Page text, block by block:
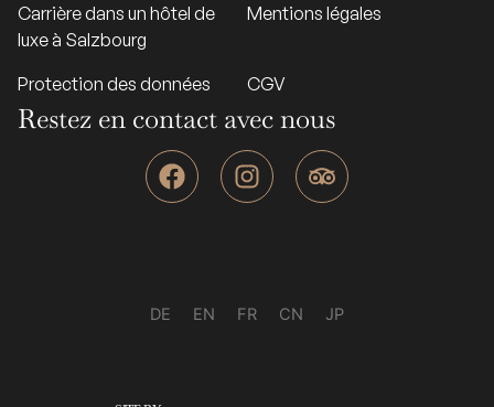
Carrière dans un hôtel de
luxe à Salzbourg
Mentions légales
Protection des données CGV
Restez en contact avec nous
F
a
c
I
n
s
r
a
T
r
i
v
i
DE EN FR CN JP